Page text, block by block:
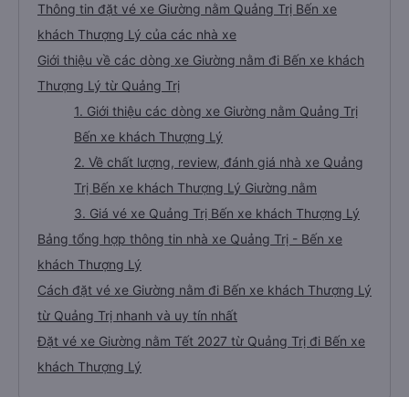
Thông tin đặt vé xe Giường nằm Quảng Trị Bến xe
khách Thượng Lý của các nhà xe
Giới thiệu về các dòng xe Giường nằm đi Bến xe khách
Thượng Lý từ Quảng Trị
1. Giới thiệu các dòng xe Giường nằm Quảng Trị
Bến xe khách Thượng Lý
2. Về chất lượng, review, đánh giá nhà xe Quảng
Trị Bến xe khách Thượng Lý Giường nằm
3. Giá vé xe Quảng Trị Bến xe khách Thượng Lý
Bảng tổng hợp thông tin nhà xe Quảng Trị - Bến xe
khách Thượng Lý
Cách đặt vé xe Giường nằm đi Bến xe khách Thượng Lý
từ Quảng Trị nhanh và uy tín nhất
Đặt vé xe Giường nằm Tết 2027 từ Quảng Trị đi Bến xe
khách Thượng Lý